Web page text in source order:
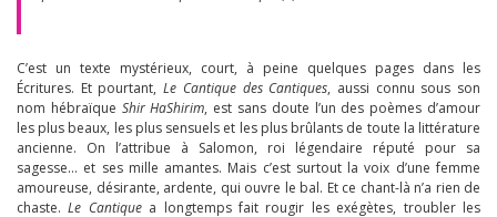
C’est un texte mystérieux, court, à peine quelques pages dans les
Écritures. Et pourtant,Le Cantique des Cantiques, aussi connu sous son
nom hébraïque Shir HaShirim, est sans doute l’un des poèmes d’amour
les plus beaux, les plus sensuels et les plus brûlants de toute la littérature
ancienne. On l’attribue à Salomon, roi légendaire réputé pour sa
sagesse… et ses mille amantes. Mais c’est surtout la voix d’une femme
amoureuse, désirante, ardente, qui ouvre le bal. Et ce chant-là n’a rien de
chaste.Le Cantiquea longtemps fait rougir les exégètes, troubler les